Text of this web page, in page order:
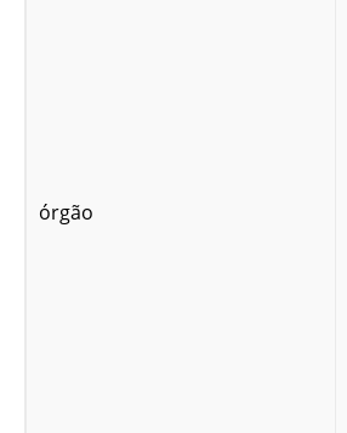
órgão